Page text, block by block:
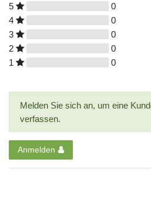
5
0
4
0
3
0
2
0
1
0
Melden Sie sich an, um eine
verfassen.
Anmelden